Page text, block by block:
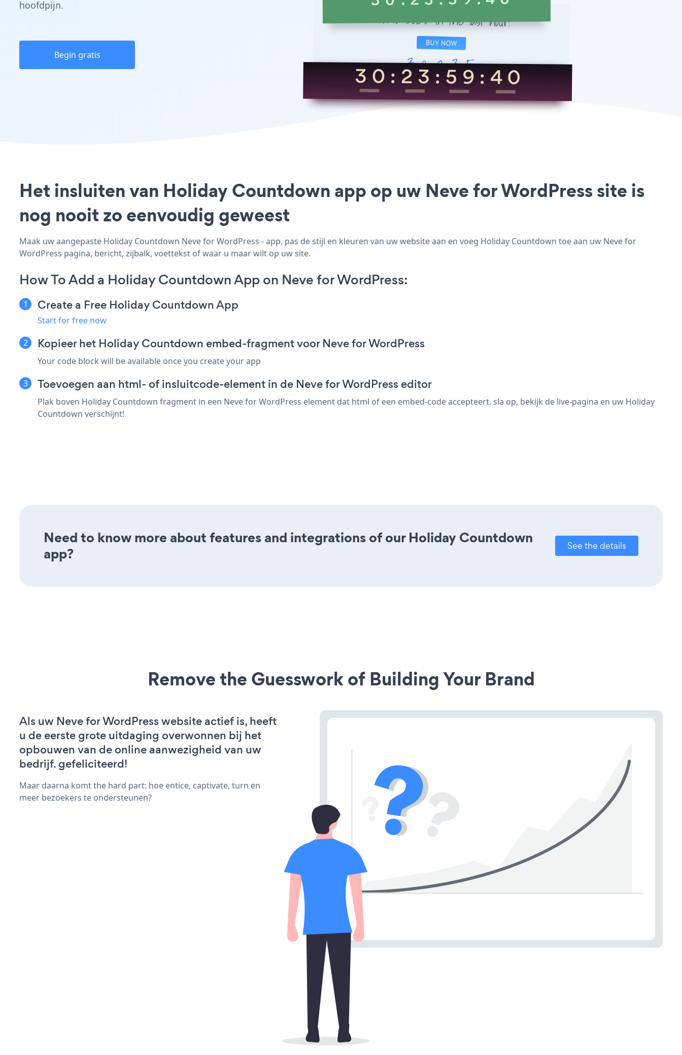
hoofdpijn.
Begin gratis
Het insluiten van Holiday Countdown app op uw Neve for WordPress site is
nog nooit zo eenvoudig geweest
Maak uw aangepaste Holiday Countdown Neve for WordPress - app, pas de stijl en kleuren van uw website aan en voeg Holiday Countdown toe aan uw Neve for
WordPress pagina, bericht, zijbalk, voettekst of waar u maar wilt op uw site.
How To Add a Holiday Countdown App on Neve for WordPress:
Create a Free Holiday Countdown App
Start for free now
Kopieer het Holiday Countdown embed-fragment voor Neve for WordPress
Your code block will be available once you create your app
Toevoegen aan html- of insluitcode-element in de Neve for WordPress editor
Plak boven Holiday Countdown fragment in een Neve for WordPress element dat html of een embed-code accepteert. sla op, bekijk de live-pagina en uw Holiday
Countdown verschijnt!
Need to know more about features and integrations of our Holiday Countdown
app?
See the details
Remove the Guesswork of Building Your Brand
Als uw Neve for WordPress website actief is, heeft
u de eerste grote uitdaging overwonnen bij het
opbouwen van de online aanwezigheid van uw
bedrijf. gefeliciteerd!
Maar daarna komt the hard part: hoe entice, captivate, turn en
meer bezoekers te ondersteunen?